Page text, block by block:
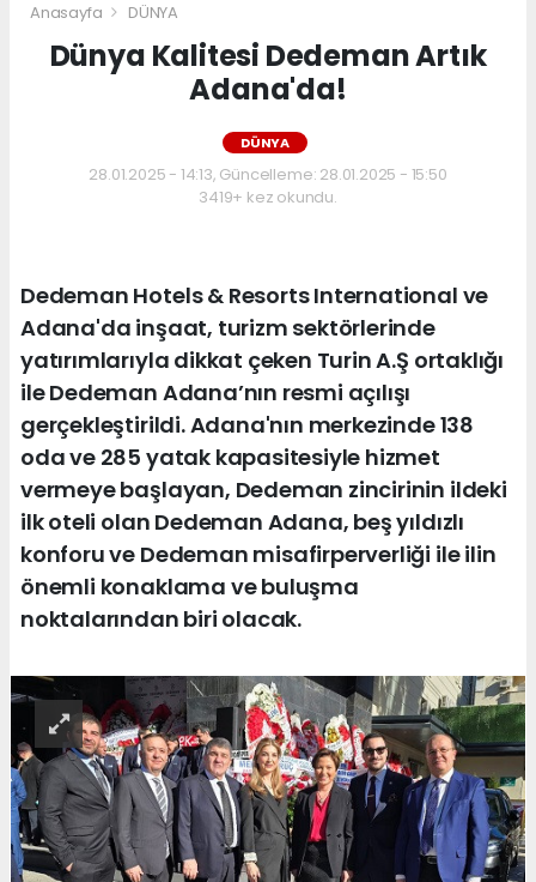
Anasayfa DÜNYA
Dünya Kalitesi Dedeman Artık
Adana'da!
DÜNYA
28.01.2025 - 14:13, Güncelleme: 28.01.2025 - 15:50
3419+ kez okundu.
Dedeman Hotels & Resorts International ve
Adana'da inşaat, turizm sektörlerinde
yatırımlarıyla dikkat çeken Turin A.Ş ortaklığı
ile Dedeman Adana’nın resmi açılışı
gerçekleştirildi. Adana'nın merkezinde 138
oda ve 285 yatak kapasitesiyle hizmet
vermeye başlayan, Dedeman zincirinin ildeki
ilk oteli olan Dedeman Adana, beş yıldızlı
konforu ve Dedeman misafirperverliği ile ilin
önemli konaklama ve buluşma
noktalarından biri olacak.